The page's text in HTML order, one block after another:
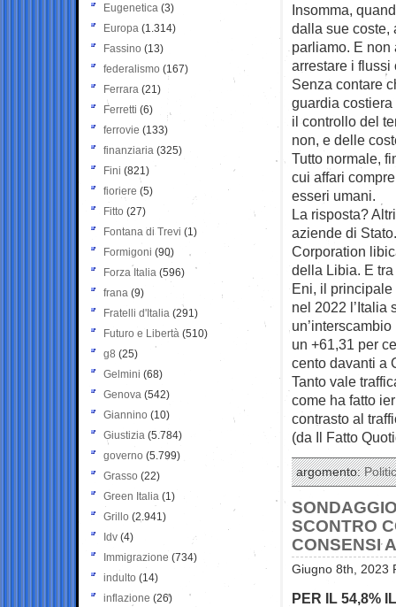
Insomma,
dalla sue coste,
parliamo. E non
arrestare i flussi
Senza contare
guardia costiera
il controllo del
non, e delle
Tutto normale,
cui affari
esseri umani.
La risposta?
aziende di
Corporation
della Libia. E
Eni, il
nel 2022 l’Italia
un +61,31 per
cento davanti a
Tanto vale
come ha fatto
contrasto al
(da Il Fatto
argomento:
SCONTRO
CONSENSI
Giugno 8th, 2023
PER IL 54,8%
Eugenetica (3)
Europa (1.314)
Fassino (13)
federalismo (167)
Ferrara (21)
Ferretti (6)
ferrovie (133)
finanziaria (325)
Fini (821)
fioriere (5)
Fitto (27)
Fontana di Trevi (1)
Formigoni (90)
Forza Italia (596)
frana (9)
Fratelli d'Italia (291)
Futuro e Libertà (510)
g8 (25)
Gelmini (68)
Genova (542)
Giannino (10)
Giustizia (5.784)
governo (5.799)
Grasso (22)
Green Italia (1)
Grillo (2.941)
Idv (4)
Immigrazione (734)
indulto (14)
inflazione (26)